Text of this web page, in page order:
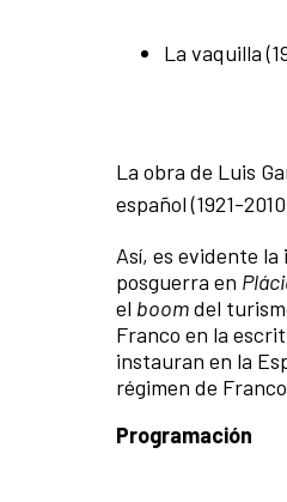
La vaquilla
La obra de Luis
español (1921-
Así, es evidente
posguerra en
el boomdel
Franco en la
instauran en la
régimen de
Programación